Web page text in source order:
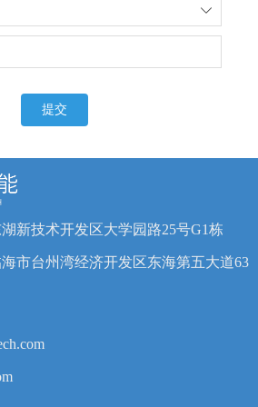
ꄳ
提交
新技术开发区大学园路25号G1栋
市台州湾经济开发区东海第五大道63